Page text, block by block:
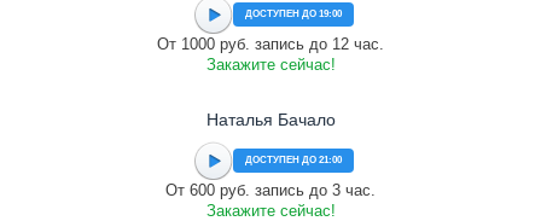
ДОСТУПЕН ДО 19:00
От 1000 руб. запись до 12 час.
Закажите сейчас!
Наталья Бачало
ДОСТУПЕН ДО 21:00
От 600 руб. запись до 3 час.
Закажите сейчас!